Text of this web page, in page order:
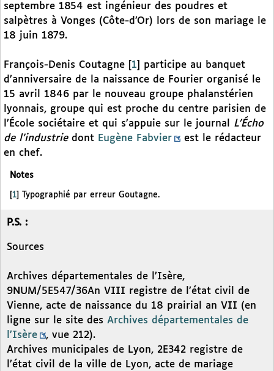
septembre 1854 est ingénieur des poudres et
salpètres à Vonges (Côte-d’Or) lors de son mariage le
18 juin 1879.
François-Denis Coutagne 1
participe au banquet
d’anniversaire de la naissance de Fourier organisé le
15 avril 1846 par le nouveau groupe phalanstérien
lyonnais, groupe qui est proche du centre parisien de
l’École sociétaire et qui s’appuie sur le journal L’Écho
de l’industriedont Eugène Fabvier
est le rédacteur
en chef.
Notes
1 Typographié par erreur Goutagne.
P.S. :
Sources
Archives départementales de l’Isère,
9NUM/5E547/36An VIII registre de l’état civil de
Vienne, acte de naissance du 18 prairial an VII (en
ligne sur le site des Archives départementales de
l’Isère
, vue 212).
Archives municipales de Lyon, 2E342 registre de
l’état civil de la ville de Lyon, acte de mariage